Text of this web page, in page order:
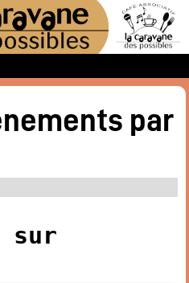
Caravane des Possibles
par
sur